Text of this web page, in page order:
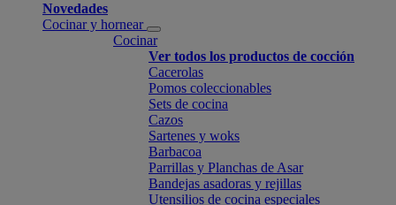
Novedades
Cocinar y hornear
Cocinar
Ver todos los productos de cocción
Cacerolas
Pomos coleccionables
Sets de cocina
Cazos
Sartenes y woks
Barbacoa
Parrillas y Planchas de Asar
Bandejas asadoras y rejillas
Utensilios de cocina especiales